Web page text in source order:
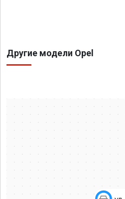
Другие модели Opel